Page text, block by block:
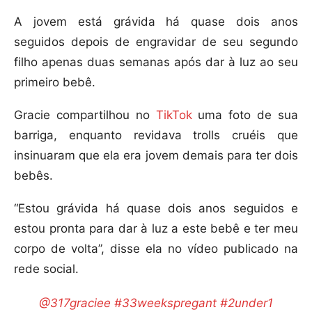
A jovem está grávida há quase dois anos
seguidos depois de engravidar de seu segundo
filho apenas duas semanas após dar à luz ao seu
primeiro bebê.
Gracie compartilhou no TikTokuma foto de sua
barriga, enquanto revidava trolls cruéis que
insinuaram que ela era jovem demais para ter dois
bebês.
“Estou grávida há quase dois anos seguidos e
estou pronta para dar à luz a este bebê e ter meu
corpo de volta”, disse ela no vídeo publicado na
rede social.
@317graciee #33weekspregant #2under1